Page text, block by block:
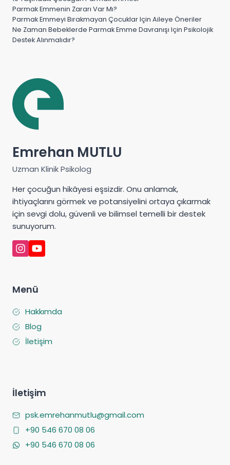
Parmak Emmenin Zararı Var Mı?
Parmak Emmeyi Bırakmayan Çocuklar Için Aileye Öneriler
Ne Zaman Bebeklerde Parmak Emme Davranışı Için Psikolojik
Destek Alınmalıdır?
Emrehan MUTLU
Uzman Klinik Psikolog
Her çocuğun hikâyesi eşsizdir. Onu anlamak,
ihtiyaçlarını görmek ve potansiyelini ortaya çıkarmak
için sevgi dolu, güvenli ve bilimsel temelli bir destek
sunuyorum.
Menü
Hakkımda
Blog
İletişim
İletişim
psk.emrehanmutlu@gmail.com
+90 546 670 08 06
+90 546 670 08 06